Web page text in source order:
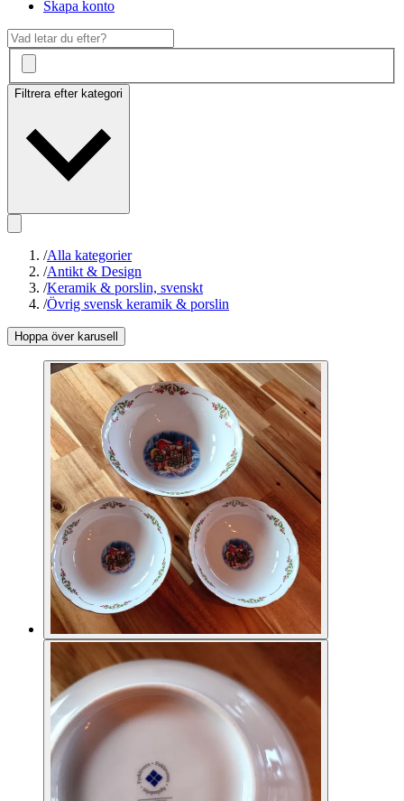
Skapa konto
Filtrera efter kategori
/Alla kategorier
/Antikt & Design
/Keramik & porslin, svenskt
/Övrig svensk keramik & porslin
Hoppa över karusell